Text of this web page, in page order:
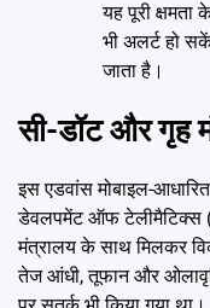
यह पूरी
भी अलर्ट हो
जाता है।
सी-डॉट और गृह
इस एडवांस मोबाइल-
डेवलपमेंट ऑफ टेलीमैटिक्स
मंत्रालय के साथ मिलकर
तेज आंधी, तूफान और